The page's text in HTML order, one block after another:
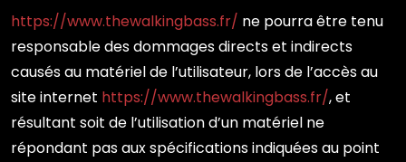
https://www.thewalkingbass.fr/ ne pourra être tenu
responsable des dommages directs et indirects
causés au matériel de l’utilisateur, lors de l’accès au
site internet https://www.thewalkingbass.fr/, et
résultant soit de l’utilisation d’un matériel ne
répondant pas aux spécifications indiquées au point